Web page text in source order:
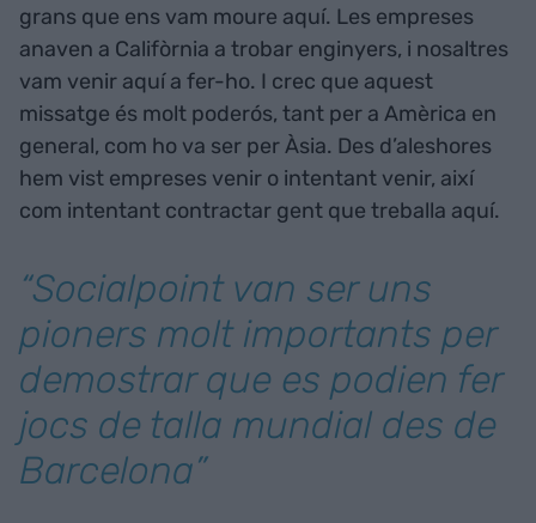
grans que ens vam moure aquí. Les empreses
anaven a Califòrnia a trobar enginyers, i nosaltres
vam venir aquí a fer-ho. I crec que aquest
missatge és molt poderós, tant per a Amèrica en
general, com ho va ser per Àsia. Des d’aleshores
hem vist empreses venir o intentant venir, així
com intentant contractar gent que treballa aquí.
“Socialpoint van ser uns
pioners molt importants per
demostrar que es podien fer
jocs de talla mundial des de
Barcelona”